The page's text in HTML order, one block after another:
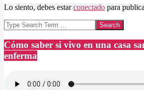
Lo siento, debes estarconectado para
Search
Cómo saber si vivo en una casa
enferma